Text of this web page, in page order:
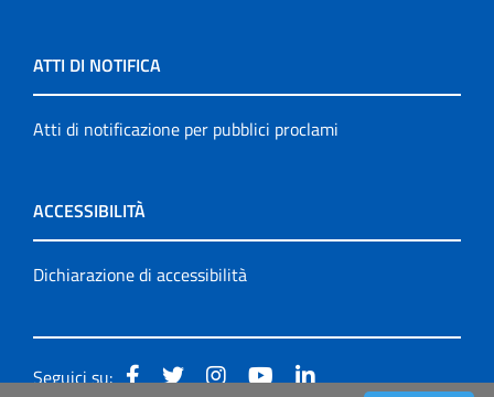
ATTI DI NOTIFICA
Atti di notificazione per pubblici proclami
ACCESSIBILITÀ
Dichiarazione di accessibilità
Seguici su: